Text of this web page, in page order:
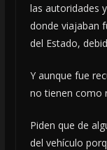
las autoridades
donde viajaban
del Estado,
Y aunque fue
no tienen como
Piden que de
del vehículo